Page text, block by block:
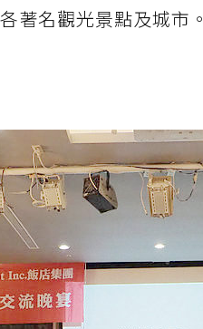
著名觀光景點及城市。